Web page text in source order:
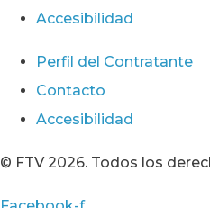
Accesibilidad
Perfil del Contratante
Contacto
Accesibilidad
© FTV 2026. Todos los